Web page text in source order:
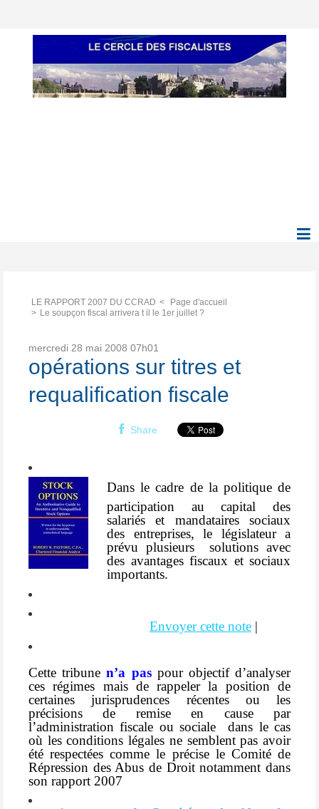
LE RAPPORT 2007 DU CCRAD
Page d'accueil
Le soupçon fiscal arrivera t il le 1er juillet ?
mercredi 28 mai 2008 07h01
opérations sur titres et
requalification fiscale
Share
Dans le cadre de la politique de
participation au capital des
salariés et mandataires sociaux
des entreprises, le législateur a
prévu plusieurs
solutions avec
des avantages fiscaux et sociaux
importants.
Envoyer cette note |
Cette tribunen’a paspour objectif d’analyser
ces régimes mais de rappeler la position de
certaines jurisprudences récentes ou les
précisions de remise en cause par
l’administration fiscale ou sociale
dans le cas
où les conditions légales ne semblent pas avoir
été respectées comme le précise le Comité de
Répression des Abus de Droit notamment dans
son rapport 2007